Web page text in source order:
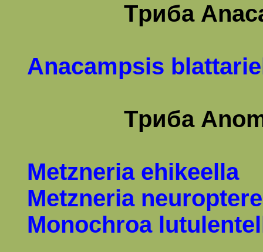
Триба
Anacampsis
Триба
Metzneria ehikeella
Metzneria
Monochroa